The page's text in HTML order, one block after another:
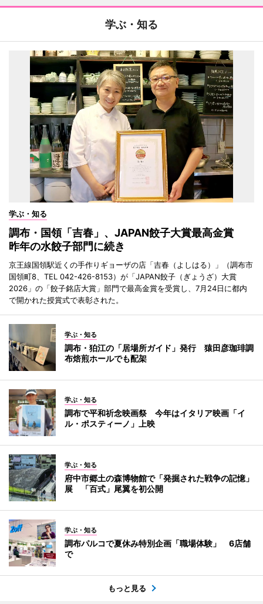
学ぶ・知る
学ぶ・知る
調布・国領「吉春」、JAPAN餃子大賞最高金賞
昨年の水餃子部門に続き
京王線国領駅近くの手作りギョーザの店「吉春（よしはる）」（調布市
国領町8、TEL 042-426-8153）が「JAPAN餃子（ぎょうざ）大賞
2026」の「餃子銘店大賞」部門で最高金賞を受賞し、7月24日に都内
で開かれた授賞式で表彰された。
学ぶ・知る
調布・狛江の「居場所ガイド」発行 猿田彦珈琲調
布焙煎ホールでも配架
学ぶ・知る
調布で平和祈念映画祭 今年はイタリア映画「イ
ル・ポスティーノ」上映
学ぶ・知る
府中市郷土の森博物館で「発掘された戦争の記憶」
展 「百式」尾翼を初公開
学ぶ・知る
調布パルコで夏休み特別企画「職場体験」 6店舗
で
もっと見る